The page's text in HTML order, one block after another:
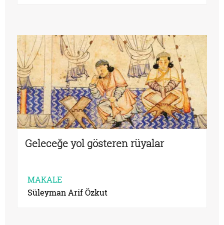
Geleceğe yol gösteren rüyalar
MAKALE
Süleyman Arif Özkut